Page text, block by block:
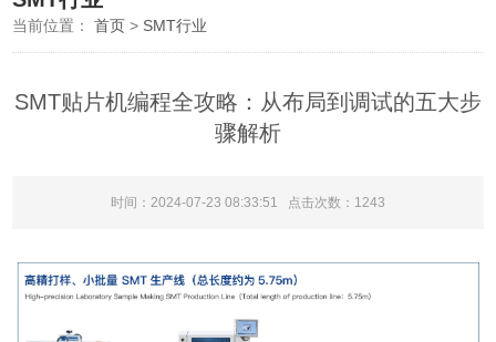
当前位置：首页 > SMT行业
SMT贴片机编程全攻略：从布局到调试的五大步
骤解析
时间：2024-07-23 08:33:51 点击次数： 1243